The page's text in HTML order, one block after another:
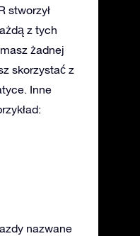
stworzył
z tych
żadnej
skorzystać z
Inne
nazwane